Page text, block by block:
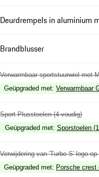
Deurdrempels in aluminium
Brandblusser
Verwarmbaar sportstuurwiel met
Geüpgraded met: Verwarmbaar
Sport Plusstoelen (4-voudig)
Geüpgraded met: Sporstoelen
Verwijdering van 'Turbo S' logo
Geüpgraded met: Porsche crest